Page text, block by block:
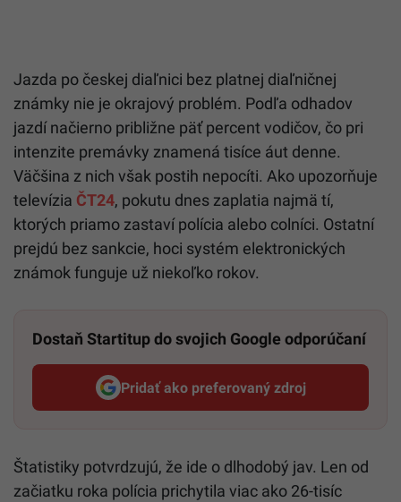
Jazda po českej diaľnici bez platnej diaľničnej
známky nie je okrajový problém. Podľa odhadov
jazdí načierno približne päť percent vodičov, čo pri
intenzite premávky znamená tisíce áut denne.
Väčšina z nich však postih nepocíti. Ako upozorňuje
televízia ČT24, pokutu dnes zaplatia najmä tí,
ktorých priamo zastaví polícia alebo colníci. Ostatní
prejdú bez sankcie, hoci systém elektronických
známok funguje už niekoľko rokov.
Dostaň Startitup do svojich Google odporúčaní
Pridať ako preferovaný zdroj
Startitup, odkaz sa otvorí v
Štatistiky potvrdzujú, že ide o dlhodobý jav. Len od
začiatku roka polícia prichytila viac ako 26-tisíc